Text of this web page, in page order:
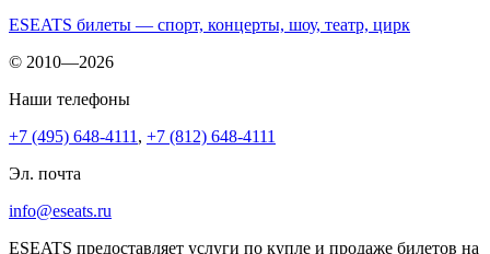
ESEATS билеты — спорт, концерты, шоу, театр, цирк
© 2010—2026
Наши телефоны
+7 (495) 648-4111 , +7 (812) 648-4111
Эл. почта
info@eseats.ru
ESEATS предоставляет услуги по купле и продаже билетов на